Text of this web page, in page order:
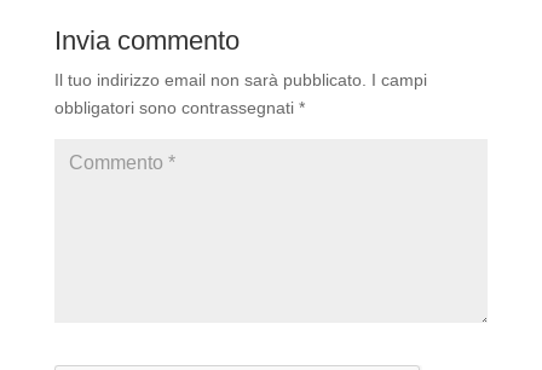
Invia commento
Il tuo indirizzo email non sarà pubblicato. I campi
obbligatori sono contrassegnati *